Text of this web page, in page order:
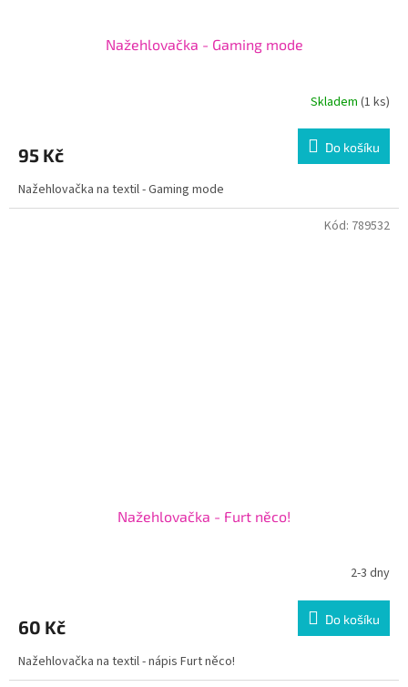
Nažehlovačka - Gaming mode
Skladem (1 ks)
95 Kč Do košíku
Nažehlovačka na textil - Gaming mode
Nažehlovačka - Furt něco!
2-3 dny
60 Kč Do košíku
Nažehlovačka na textil - nápis Furt něco!
Kód: 789532